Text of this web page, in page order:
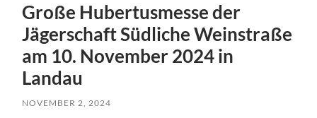
Große Hubertusmesse der
Jägerschaft Südliche Weinstraße
am 10. November 2024 in
Landau
NOVEMBER 2, 2024